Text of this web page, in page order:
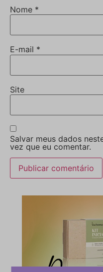
Nome *
E-mail *
Site
Salvar meus dados
vez que eu comentar.